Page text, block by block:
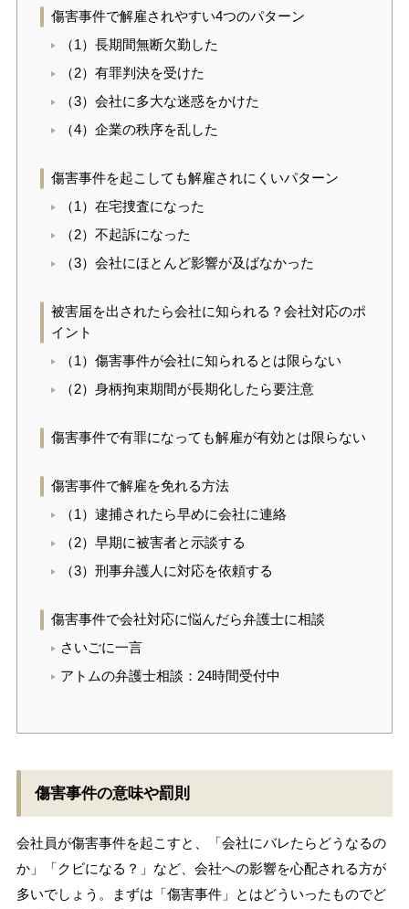
傷害事件で解雇されやすい4つのパターン
（1）長期間無断欠勤した
（2）有罪判決を受けた
（3）会社に多大な迷惑をかけた
（4）企業の秩序を乱した
傷害事件を起こしても解雇されにくいパターン
（1）在宅捜査になった
（2）不起訴になった
（3）会社にほとんど影響が及ばなかった
被害届を出されたら会社に知られる？会社対応のポ
イント
（1）傷害事件が会社に知られるとは限らない
（2）身柄拘束期間が長期化したら要注意
傷害事件で有罪になっても解雇が有効とは限らない
傷害事件で解雇を免れる方法
（1）逮捕されたら早めに会社に連絡
（2）早期に被害者と示談する
（3）刑事弁護人に対応を依頼する
傷害事件で会社対応に悩んだら弁護士に相談
さいごに一言
アトムの弁護士相談：24時間受付中
傷害事件の意味や罰則
会社員が傷害事件を起こすと、「会社にバレたらどうなるの
か」「クビになる？」など、会社への影響を心配される方が
多いでしょう。まずは「傷害事件」とはどういったものでど